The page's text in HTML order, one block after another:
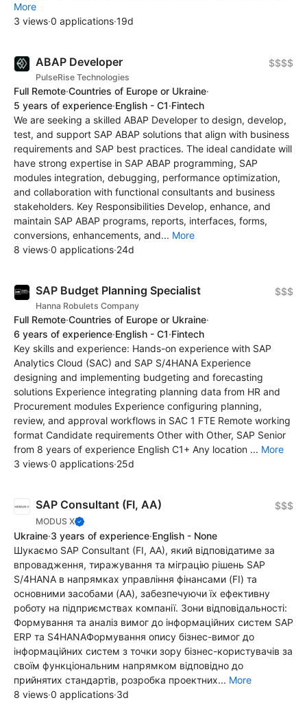
More
3 views·0 applications·19d
ABAP Developer
PulseRise Technologies
$$$$
Full Remote·Countries of Europe or Ukraine·
5 years of experience·English - C1·Fintech
We are seeking a skilled ABAP Developer to design, develop,
test, and support SAP ABAP solutions that align with business
requirements and SAP best practices. The ideal candidate will
have strong expertise in SAP ABAP programming, SAP
modules integration, debugging, performance optimization,
and collaboration with functional consultants and business
stakeholders. Key Responsibilities Develop, enhance, and
maintain SAP ABAP programs, reports, interfaces, forms,
conversions, enhancements, and... More
8 views·0 applications·24d
SAP Budget Planning Specialist
Hanna Robulets Company
$$$
Full Remote·Countries of Europe or Ukraine·
6 years of experience·English - C1·Fintech
Key skills and experience: Hands-on experience with SAP
Analytics Cloud (SAC) and SAP S/4HANA Experience
designing and implementing budgeting and forecasting
solutions Experience integrating planning data from HR and
Procurement modules Experience configuring planning,
review, and approval workflows in SAC 1 FTE Remote working
format Candidate requirements Other with Other, SAP Senior
from 8 years of experience English C1+ Any location ... More
3 views·0 applications·25d
SAP Consultant (FI, AA)
MODUS X
$$$
Ukraine·3 years of experience·English - None
Шукаємо SAP Consultant (FI, AA), який відповідатиме за
впровадження, тиражування та міграцію рішень SAP
S/4HANA в напрямках управління фінансами (FI) та
основними засобами (AA), забезпечуючи їх ефективну
роботу на підприємствах компанії. Зони відповідальності:
Формування та аналіз вимог до інформаційних систем SAP
ERP та S4HANAФормування опису бізнес-вимог до
інформаційних систем з точки зору бізнес-користувачів за
своїм функціональним напрямком відповідно до
прийнятих стандартів, розробка проектних... More
8 views·0 applications·3d